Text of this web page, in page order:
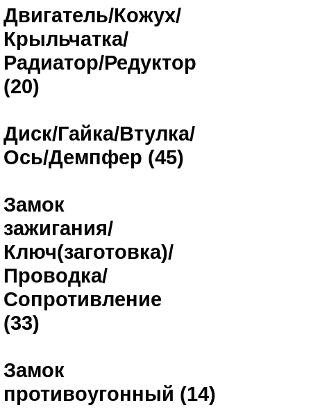
Двигатель/Кожух/
Крыльчатка/
Радиатор/Редуктор
(20)
Диск/Гайка/Втулка/
Ось/Демпфер (45)
Замок
зажигания/
Ключ(заготовка)/
Проводка/
Сопротивление
(33)
Замок
противоугонный (14)